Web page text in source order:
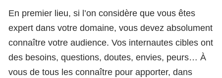
En premier lieu, si l’on considère que vous êtes
expert dans votre domaine, vous devez absolument
connaître votre audience. Vos internautes cibles ont
des besoins, questions, doutes, envies, peurs… À
vous de tous les connaître pour apporter, dans